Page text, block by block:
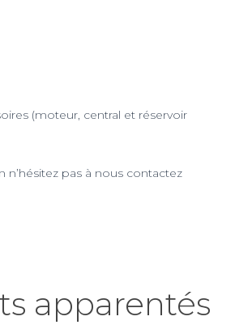
(moteur, central et réservoir
n’hésitez pas à nous contactez
apparentés